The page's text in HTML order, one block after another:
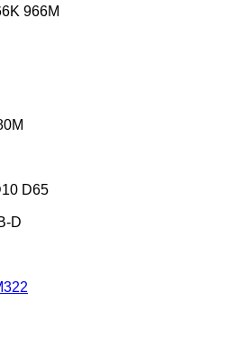
966M
D65
D